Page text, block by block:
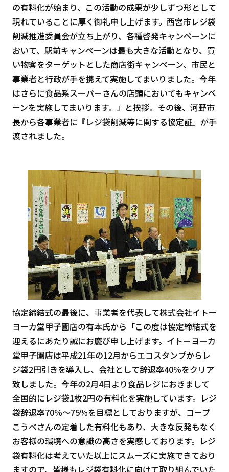
の有料化が始まり、この活動の成果が少しずつ形として
現れていることに厚く御礼申し上げます。西宮市レジ袋
削減推進委員会が立ち上がり、各種啓発キャンペーンに
おいて、駅前キャンペーンは最も大きな活動となり、買
い物客をターゲットとした商店街キャンペーン、市民と
事業者と行政が手を携えて実施してまいりました。今年
はさらに食品系スーパーさんの店頭においてもキャンペ
ーンを実施してまいります。」と挨拶。その後、河野市
長から各事業者に『レジ袋削減等に関する協定証』が手
渡されました。
協定締結式の最後に、事業者を代表して株式会社イトー
ヨーカ堂甲子園店の有本氏から「この度は協定締結式を
迎えるにあたり誠にお慶び申し上げます。イトーヨーカ
堂甲子園店は平成21年の12月からエコスタンプからレ
ジ袋2円引きを導入し、会社として辞退率40％をクリア
致しました。今年の2月4日より食品レジにおきまして
全国的にレジ袋1枚2円の有料化を実施しています。レジ
袋辞退率70％～75％を目標としておりますが、コープ
こうべさんの定着した有料化もあり、大きな反発もなく
お客様の環境への意識の高さを実感しております。レジ
袋有料化は考えていた以上にスムーズに実施できており
ますので、皆様もレジ袋有料化に向けて取り組んでいた